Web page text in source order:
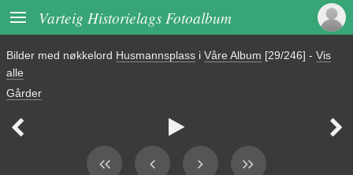
 Varteig Historielags Fotoalbum
Bilder med nøkkelord Husmannsplass i Våre Album [29/246] - Vis
alle
Gårder
  